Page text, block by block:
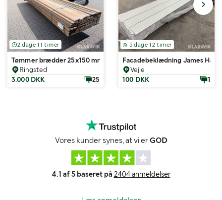
2 dage 11 timer
Tømmer brædder 25x150 mm trykimprægneret 79 styk 540 cm
Ringsted
3.000 DKK
25
5 dage 12 timer
Facadebeklædning James
Vejle
100 DKK
1
Vores kunder synes, at vi erGOD
4.1 af 5 baseret på 2404 anmeldelser